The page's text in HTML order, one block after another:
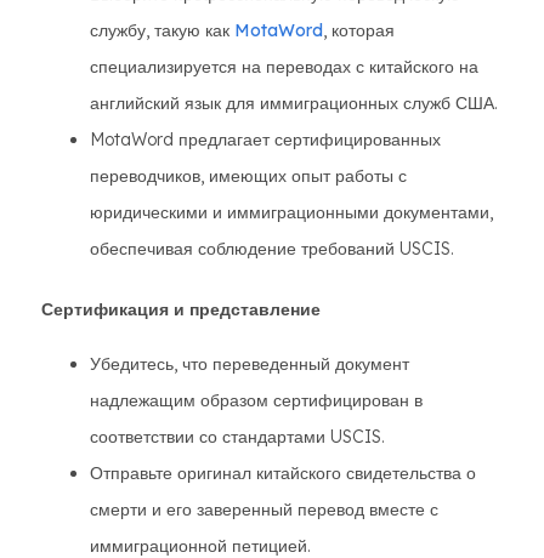
службу, такую как MotaWord, которая
специализируется на переводах с китайского на
английский язык для иммиграционных служб США.
MotaWord предлагает сертифицированных
переводчиков, имеющих опыт работы с
юридическими и иммиграционными документами,
обеспечивая соблюдение требований USCIS.
Сертификация и представление
Убедитесь, что переведенный документ
надлежащим образом сертифицирован в
соответствии со стандартами USCIS.
Отправьте оригинал китайского свидетельства о
смерти и его заверенный перевод вместе с
иммиграционной петицией.